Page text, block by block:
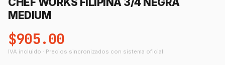
MEDIUM
$905.00
IVA incluido · Precios sincronizados con sistema oficial